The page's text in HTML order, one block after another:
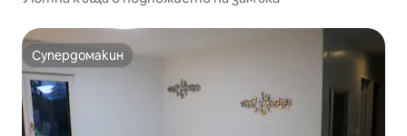
Супердомакин
Супердомакин